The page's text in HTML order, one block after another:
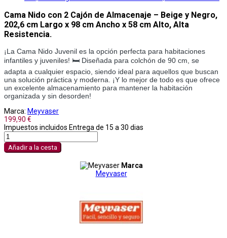
Cama Nido con 2 Cajón de Almacenaje – Beige y Negro,
202,6 cm Largo x 98 cm Ancho x 58 cm Alto, Alta
Resistencia.
¡La Cama Nido Juvenil es la opción perfecta para habitaciones
infantiles y juveniles! 🛏️ Diseñada para colchón de 90 cm, se
adapta a cualquier espacio, siendo ideal para aquellos que buscan
una solución práctica y moderna. ¡Y lo mejor de todo es que ofrece
un excelente almacenamiento para mantener la habitación
organizada y sin desorden!
Marca: Meyvaser
199,90 €
Impuestos incluidos Entrega de 15 a 30 dias
Añadir a la cesta
Marca
Meyvaser